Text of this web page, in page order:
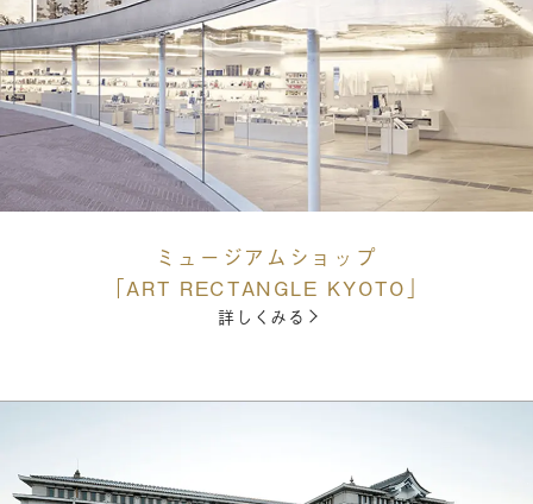
ミュージアムショップ
「ART RECTANGLE KYOTO」
詳しくみる